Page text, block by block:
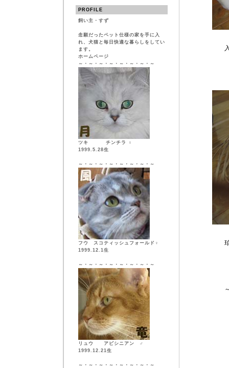
PROFILE
飼い主・すず
念願だったペット仕様の家を手に入
れ、犬猫と毎日快適な暮らしをしてい
ます。
ホームページ
～・～・～・～・～・～・～・～
ツキ チンチラ ♀
1999.5.28生
～・～・～・～・～・～・～・～
フウ スコティッシュフォールド♀
1999.12.1生
～・～・～・～・～・～・～・～
リュウ アビシニアン ♂
1999.12.21生
～・～・～・～・～・～・～・～
入ってる
珀も入
～～数